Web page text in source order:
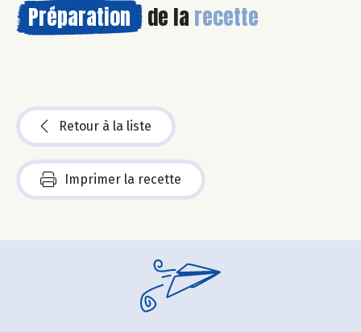
Préparation de la recette
Retour à la liste
Imprimer la recette